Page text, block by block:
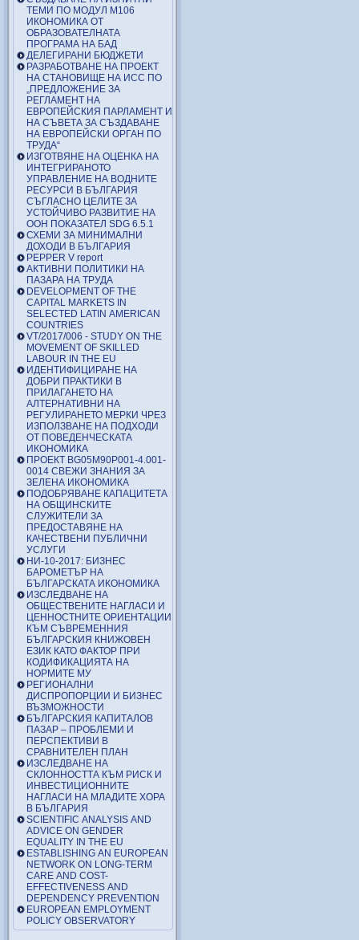
ТЕМИ ПО МОДУЛ М106
ИКОНОМИКА ОТ
ОБРАЗОВАТЕЛНАТА
ПРОГРАМА НА БАД
ДЕЛЕГИРАНИ БЮДЖЕТИ
РАЗРАБОТВАНЕ НА ПРОЕКТ
НА СТАНОВИЩЕ НА ИСС ПО
„ПРЕДЛОЖЕНИЕ ЗА
РЕГЛАМЕНТ НА
ЕВРОПЕЙСКИЯ ПАРЛАМЕНТ И
НА СЪВЕТА ЗА СЪЗДАВАНЕ
НА ЕВРОПЕЙСКИ ОРГАН ПО
ТРУДА“
ИЗГОТВЯНЕ НА ОЦЕНКА НА
ИНТЕГРИРАНОТО
УПРАВЛЕНИЕ НА ВОДНИТЕ
РЕСУРСИ В БЪЛГАРИЯ
СЪГЛАСНО ЦЕЛИТЕ ЗА
УСТОЙЧИВО РАЗВИТИЕ НА
ООН ПОКАЗАТЕЛ SDG 6.5.1
СХЕМИ ЗА МИНИМАЛНИ
ДОХОДИ В БЪЛГАРИЯ
PEPPER V report
АКТИВНИ ПОЛИТИКИ НА
ПАЗАРА НА ТРУДА
DEVELOPMENT OF THE
CAPITAL MARKETS IN
SELECTED LATIN AMERICAN
COUNTRIES
VT/2017/006 - STUDY ON THE
MOVEMENT OF SKILLED
LABOUR IN THE EU
ИДЕНТИФИЦИРАНЕ НА
ДОБРИ ПРАКТИКИ В
ПРИЛАГАНЕТО НА
АЛТЕРНАТИВНИ НА
РЕГУЛИРАНЕТО МЕРКИ ЧРЕЗ
ИЗПОЛЗВАНЕ НА ПОДХОДИ
ОТ ПОВЕДЕНЧЕСКАТА
ИКОНОМИКА
ПРОЕКТ BG05M90P001-4.001-
0014 СВЕЖИ ЗНАНИЯ ЗА
ЗЕЛЕНА ИКОНОМИКА
ПОДОБРЯВАНЕ КАПАЦИТЕТА
НА ОБЩИНСКИТЕ
СЛУЖИТЕЛИ ЗА
ПРЕДОСТАВЯНЕ НА
КАЧЕСТВЕНИ ПУБЛИЧНИ
УСЛУГИ
НИ-10-2017: БИЗНЕС
БАРОМЕТЪР НА
БЪЛГАРСКАТА ИКОНОМИКА
ИЗСЛЕДВАНЕ НА
ОБЩЕСТВЕНИТЕ НАГЛАСИ И
ЦЕННОСТНИТЕ ОРИЕНТАЦИИ
КЪМ СЪВРЕМЕННИЯ
БЪЛГАРСКИЯ КНИЖОВЕН
ЕЗИК КАТО ФАКТОР ПРИ
КОДИФИКАЦИЯТА НА
НОРМИТЕ МУ
РЕГИОНАЛНИ
ДИСПРОПОРЦИИ И БИЗНЕС
ВЪЗМОЖНОСТИ
БЪЛГАРСКИЯ КАПИТАЛОВ
ПАЗАР – ПРОБЛЕМИ И
ПЕРСПЕКТИВИ В
СРАВНИТЕЛЕН ПЛАН
ИЗСЛЕДВАНЕ НА
СКЛОННОСТТА КЪМ РИСК И
ИНВЕСТИЦИОННИТЕ
НАГЛАСИ НА МЛАДИТЕ ХОРА
В БЪЛГАРИЯ
SCIENTIFIC ANALYSIS AND
ADVICE ON GENDER
EQUALITY IN THE EU
ESTABLISHING AN EUROPEAN
NETWORK ON LONG-TERM
CARE AND COST-
EFFECTIVENESS AND
DEPENDENCY PREVENTION
EUROPEAN EMPLOYMENT
POLICY OBSERVATORY